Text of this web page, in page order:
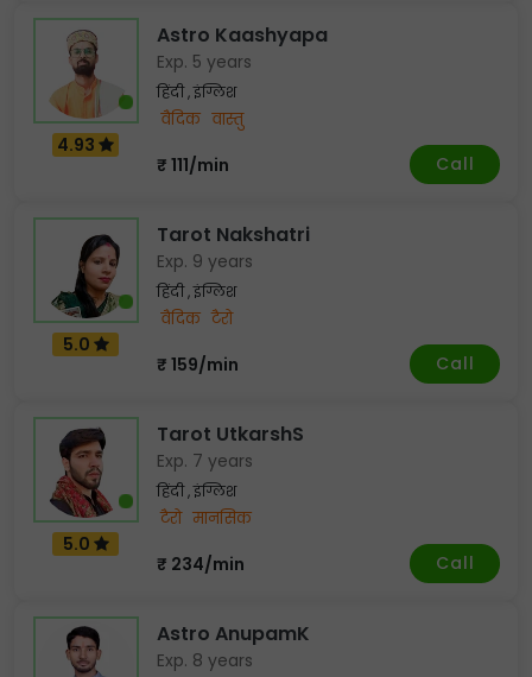
4.93
Astro Kaashyapa
Exp. 5 years
हिंदी , इंग्लिश
वैदिक वास्तु
₹ 111/min Call
5.0
Tarot Nakshatri
Exp. 9 years
हिंदी , इंग्लिश
वैदिक टैरो
₹ 159/min Call
5.0
Tarot UtkarshS
Exp. 7 years
हिंदी , इंग्लिश
टैरो मानसिक
₹ 234/min Call
Astro AnupamK
Exp. 8 years